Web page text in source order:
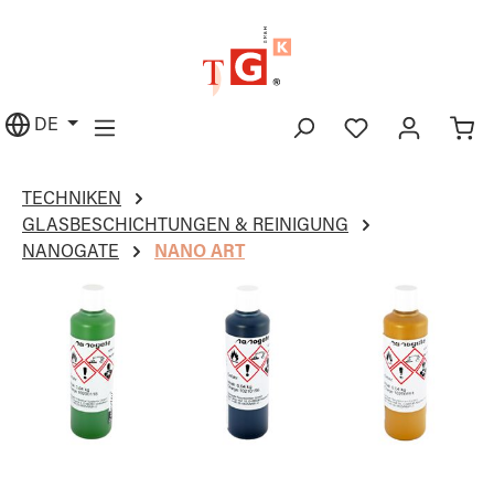
DE
TECHNIKEN
GLASBESCHICHTUNGEN & REINIGUNG
NANOGATE
NANO ART